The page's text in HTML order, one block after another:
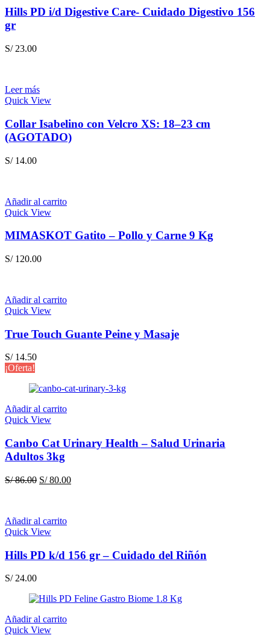
Hills PD i/d Digestive Care- Cuidado Digestivo 156
gr
S/23.00
Leer más
Quick View
Collar Isabelino con Velcro XS: 18–23 cm
(AGOTADO)
S/14.00
Añadir al carrito
Quick View
MIMASKOT Gatito – Pollo y Carne 9 Kg
S/120.00
Añadir al carrito
Quick View
True Touch Guante Peine y Masaje
S/14.50
¡Oferta!
Añadir al carrito
Quick View
Canbo Cat Urinary Health – Salud Urinaria
Adultos 3kg
S/86.00 El
S/ 86.00.
S/80.00El
Añadir al carrito
Quick View
Hills PD k/d 156 gr – Cuidado del Riñón
S/24.00
Añadir al carrito
Quick View